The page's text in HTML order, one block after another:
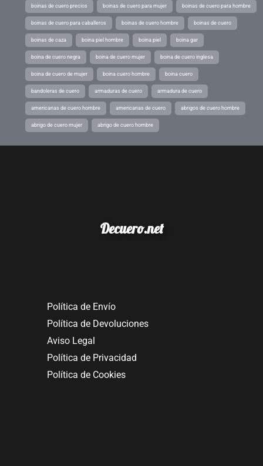
boinas de cuero precios boinas de cuero para mujer boinas de cuero para hombre
boinas de cuero para caballeros boinas de cuero hombre boinas de cuero
boinas de caza boina piel hombre boina piel boina gar
boina de cuero negra boina de cuero mujer boina de cuero inglesa
boina de cuero de mujer boina cuero hombre boina cuero
bandoleras de cuero armaduras de cuero armadura de cuero
americanas de cuero hombre americanas de cuero abrigos de cuero hombre
abrigo de cuero mujer abrigo de cuero hombre
Decuero.net
Política de Envío
Política de Devoluciones
Aviso Legal
Política de Privacidad
Política de Cookies